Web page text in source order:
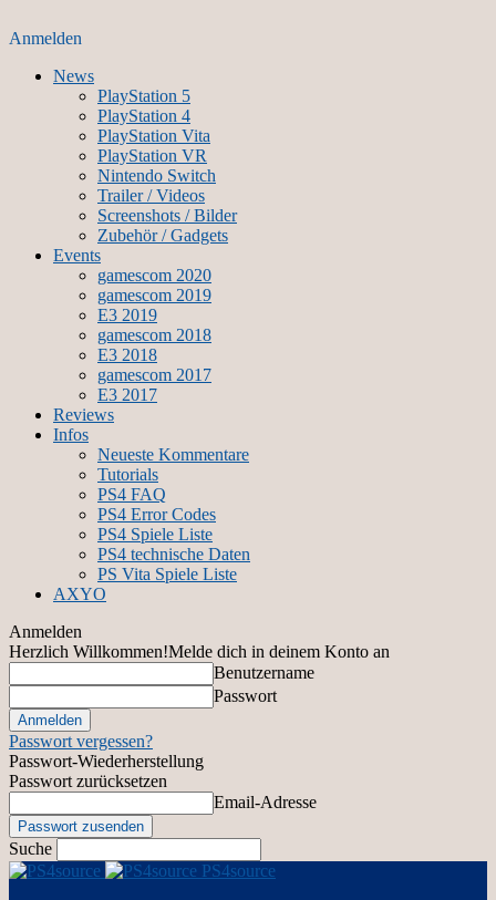
Anmelden
News
PlayStation 5
PlayStation 4
PlayStation Vita
PlayStation VR
Nintendo Switch
Trailer / Videos
Screenshots / Bilder
Zubehör / Gadgets
Events
gamescom 2020
gamescom 2019
E3 2019
gamescom 2018
E3 2018
gamescom 2017
E3 2017
Reviews
Infos
Neueste Kommentare
Tutorials
PS4 FAQ
PS4 Error Codes
PS4 Spiele Liste
PS4 technische Daten
PS Vita Spiele Liste
AXYO
Anmelden
Herzlich Willkommen!Melde dich in deinem Konto an
Benutzername
Passwort
Passwort vergessen?
Passwort-Wiederherstellung
Passwort zurücksetzen
Email-Adresse
Suche
PS4source